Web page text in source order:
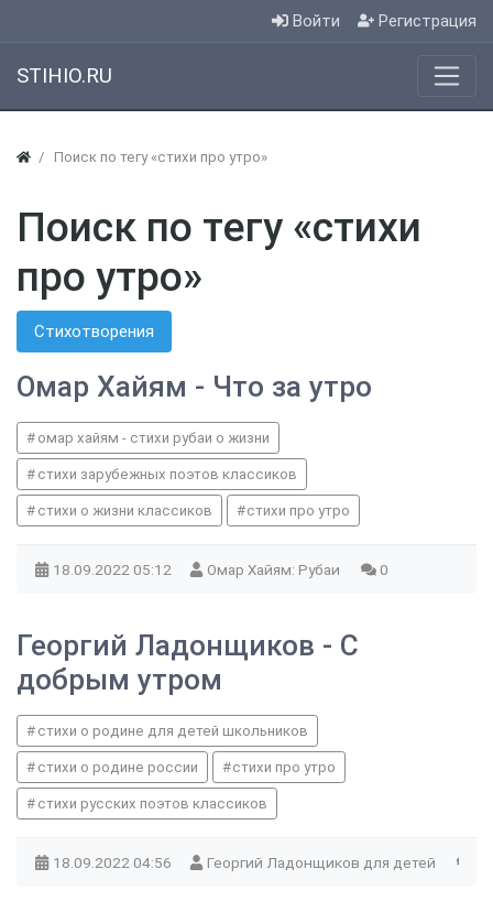
Войти Регистрация
STIHIO.RU
Поиск по тегу «стихи про утро»
Поиск по тегу «стихи
про утро»
Стихотворения
Омар Хайям - Что за утро
омар хайям - стихи рубаи о жизни
стихи зарубежных поэтов классиков
стихи о жизни классиков стихи про утро
18.09.2022 05:12 Омар Хайям: Рубаи 0
Георгий Ладонщиков - С
добрым утром
стихи о родине для детей школьников
стихи о родине россии стихи про утро
стихи русских поэтов классиков
18.09.2022 04:56 Георгий Ладонщиков для детей